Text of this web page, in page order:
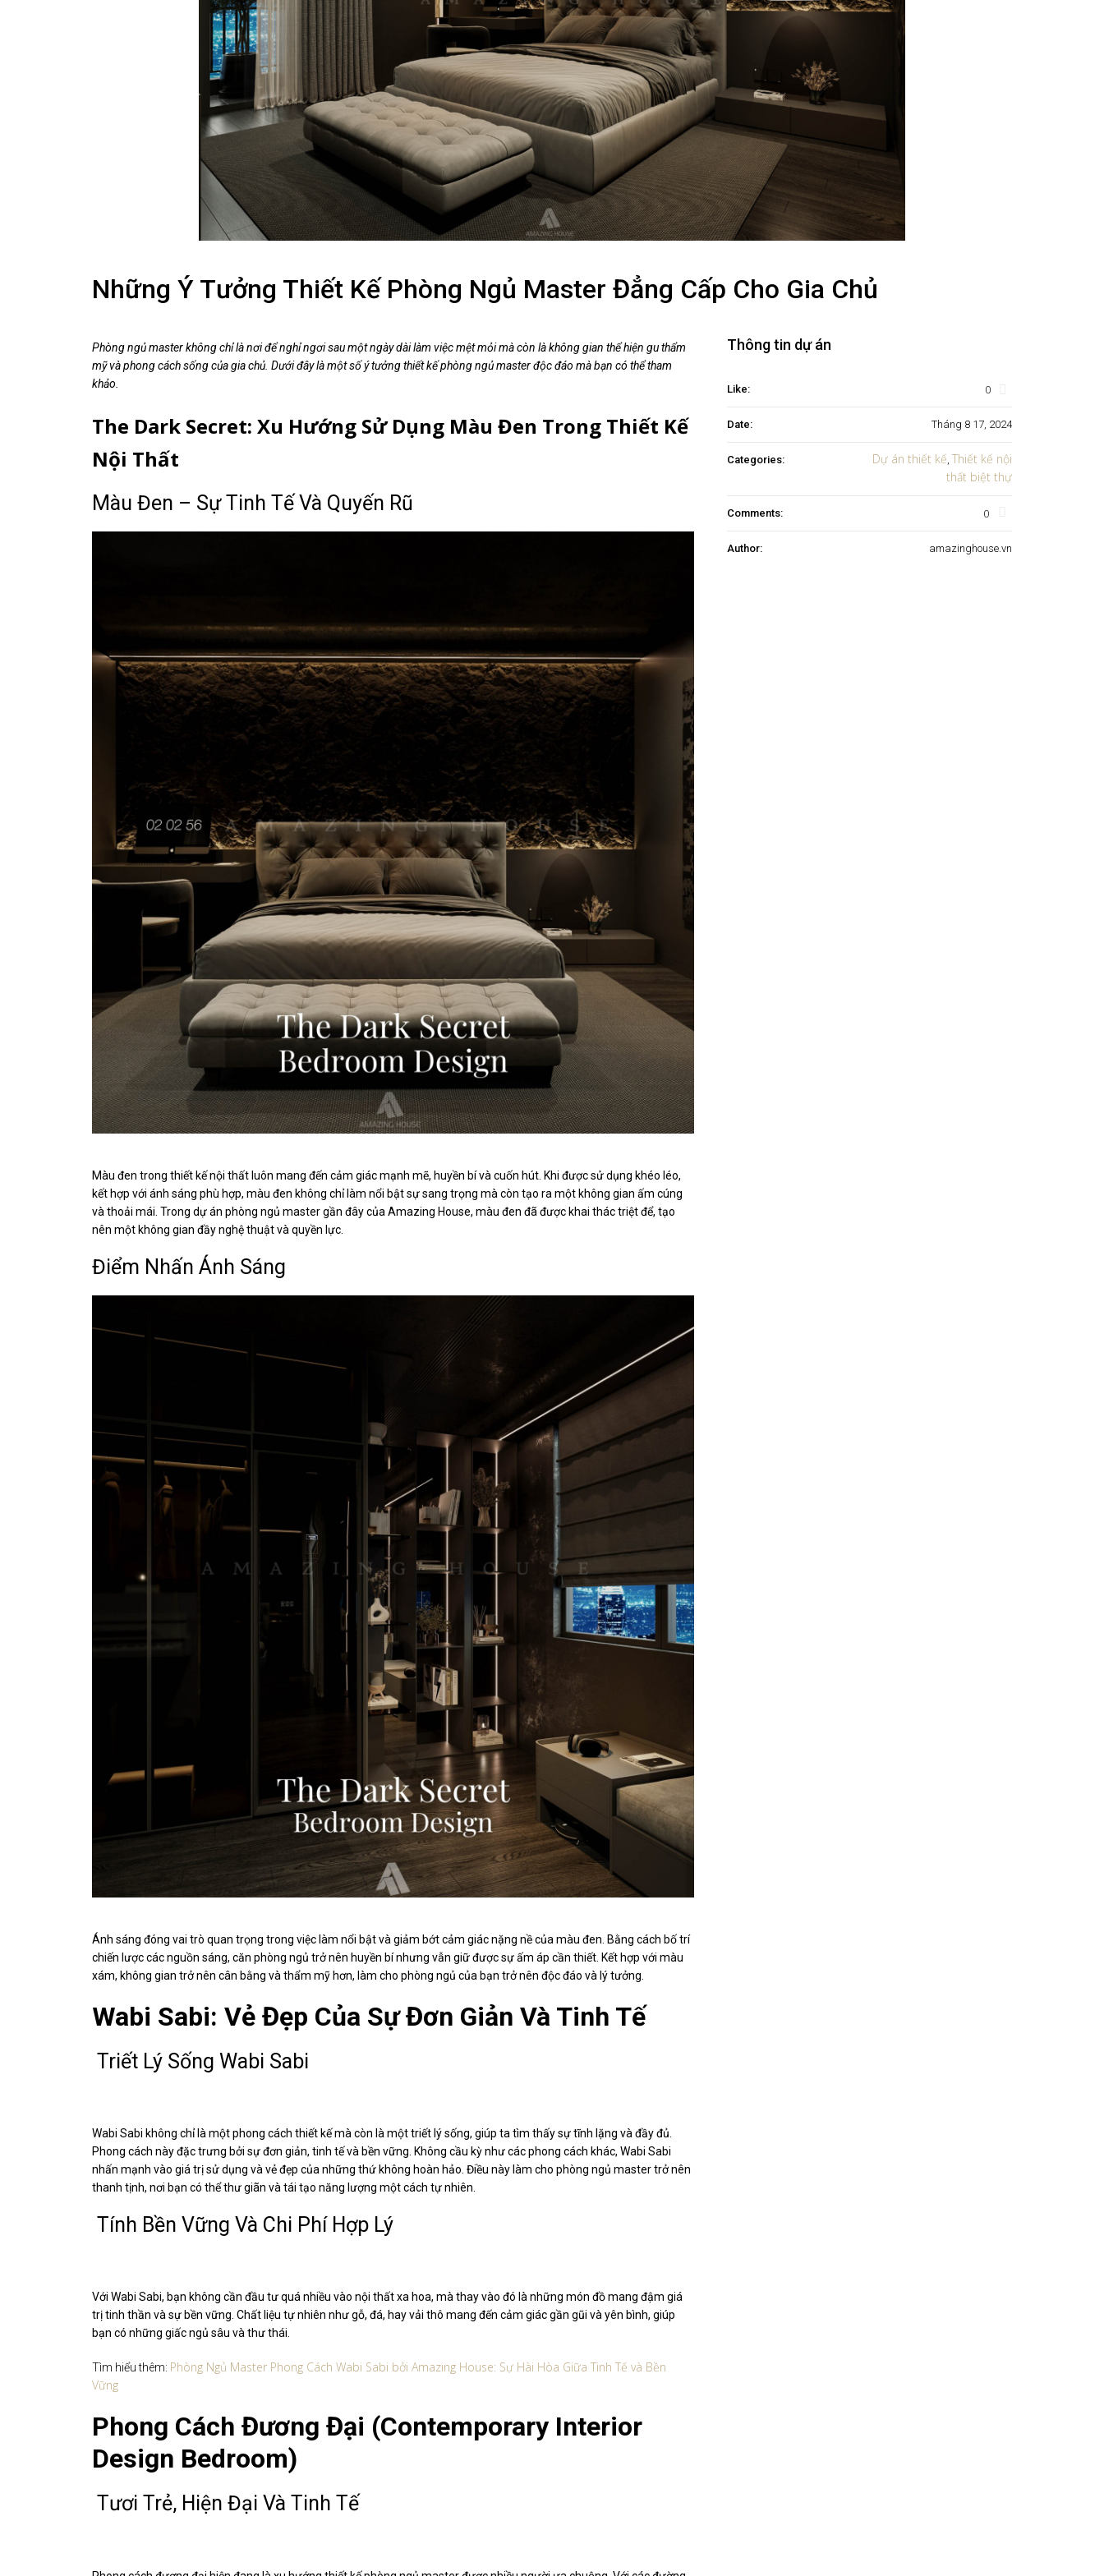
Những Ý Tưởng Thiết Kế Phòng Ngủ Master Đẳng Cấp Cho Gia Chủ
Phòng ngủ master không chỉ là nơi để nghỉ ngơi sau một ngày dài làm việc mệt mỏi mà còn là không gian thể hiện gu thẩm
mỹ và phong cách sống của gia chủ. Dưới đây là một số ý tưởng thiết kế phòng ngủ master độc đáo mà bạn có thể tham
khảo.
The Dark Secret: Xu Hướng Sử Dụng Màu Đen Trong Thiết Kế
Nội Thất
Màu Đen – Sự Tinh Tế Và Quyến Rũ
Màu đen trong thiết kế nội thất luôn mang đến cảm giác mạnh mẽ, huyền bí và cuốn hút. Khi được sử dụng khéo léo,
kết hợp với ánh sáng phù hợp, màu đen không chỉ làm nổi bật sự sang trọng mà còn tạo ra một không gian ấm cúng
và thoải mái. Trong dự án phòng ngủ master gần đây của Amazing House, màu đen đã được khai thác triệt để, tạo
nên một không gian đầy nghệ thuật và quyền lực.
Điểm Nhấn Ánh Sáng
Ánh sáng đóng vai trò quan trọng trong việc làm nổi bật và giảm bớt cảm giác nặng nề của màu đen. Bằng cách bố trí
chiến lược các nguồn sáng, căn phòng ngủ trở nên huyền bí nhưng vẫn giữ được sự ấm áp cần thiết. Kết hợp với màu
xám, không gian trở nên cân bằng và thẩm mỹ hơn, làm cho phòng ngủ của bạn trở nên độc đáo và lý tưởng.
Wabi Sabi: Vẻ Đẹp Của Sự Đơn Giản Và Tinh Tế
Triết Lý Sống Wabi Sabi
Wabi Sabi không chỉ là một phong cách thiết kế mà còn là một triết lý sống, giúp ta tìm thấy sự tĩnh lặng và đầy đủ.
Phong cách này đặc trưng bởi sự đơn giản, tinh tế và bền vững. Không cầu kỳ như các phong cách khác, Wabi Sabi
nhấn mạnh vào giá trị sử dụng và vẻ đẹp của những thứ không hoàn hảo. Điều này làm cho phòng ngủ master trở nên
thanh tịnh, nơi bạn có thể thư giãn và tái tạo năng lượng một cách tự nhiên.
Tính Bền Vững Và Chi Phí Hợp Lý
Với Wabi Sabi, bạn không cần đầu tư quá nhiều vào nội thất xa hoa, mà thay vào đó là những món đồ mang đậm giá
trị tinh thần và sự bền vững. Chất liệu tự nhiên như gỗ, đá, hay vải thô mang đến cảm giác gần gũi và yên bình, giúp
bạn có những giấc ngủ sâu và thư thái.
Tìm hiểu thêm: Phòng Ngủ Master Phong Cách Wabi Sabi bởi Amazing House: Sự Hài Hòa Giữa Tinh Tế và Bền
Vững
Phong Cách Đương Đại (Contemporary Interior
Design Bedroom)
Tươi Trẻ, Hiện Đại Và Tinh Tế
Thông tin dự án
Like: 0
Date: Tháng 8 17, 2024
Categories: Dự án thiết kế, Thiết kế nội
thất biệt thự
Comments: 0
Author: amazinghouse.vn